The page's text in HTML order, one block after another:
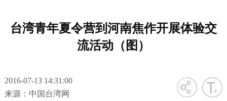
台湾青年夏令营到河南焦作开展体验交
流活动（图）
2016-07-13 14:31:00
来源：中国台湾网
字号